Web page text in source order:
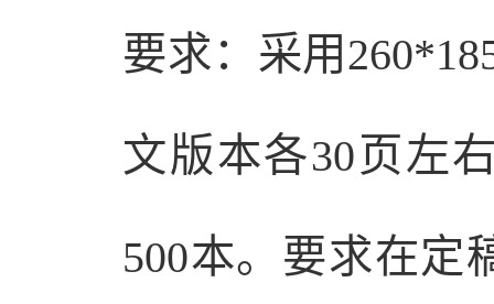
要求：采用
文版本各30页左
500本。要求在定